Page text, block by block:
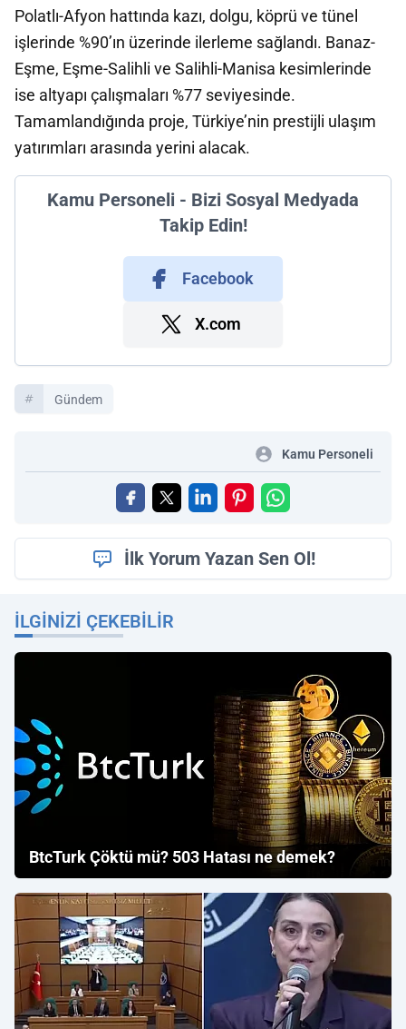
Polatlı-Afyon hattında kazı, dolgu, köprü ve tünel
işlerinde %90’ın üzerinde ilerleme sağlandı. Banaz-
Eşme, Eşme-Salihli ve Salihli-Manisa kesimlerinde
ise altyapı çalışmaları %77 seviyesinde.
Tamamlandığında proje, Türkiye’nin prestijli ulaşım
yatırımları arasında yerini alacak.
Kamu Personeli - Bizi Sosyal Medyada
Takip Edin!
Facebook
X.com
Gündem
Kamu Personeli
İlk Yorum Yazan Sen Ol!
İLGINIZI ÇEKEBILIR
BtcTurk Çöktü mü? 503 Hatası ne demek?